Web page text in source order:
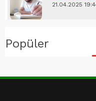
21.04.2025
Popüler